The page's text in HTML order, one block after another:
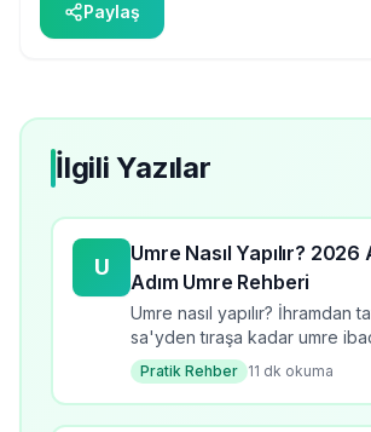
Paylaş
İlgili Yazılar
U
Umre Nasıl Yapılır? 2026
Adım Umre Rehberi
Umre nasıl yapılır? İhramdan
sa'yden tıraşa kadar umre
tüm adımlarını öğrenin. 2026
bilgilerle kapsamlı rehber.
Pratik Rehber 11 dk okuma